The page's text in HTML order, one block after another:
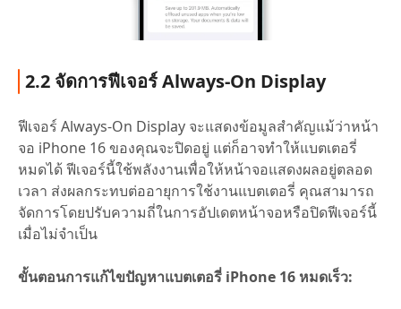
2.2 จัดการฟีเจอร์ Always-On Display
ฟีเจอร์ Always-On Display จะแสดงข้อมูลสำคัญแม้ว่าหน้า
จอ iPhone 16 ของคุณจะปิดอยู่ แต่ก็อาจทำให้แบตเตอรี่
หมดได้ ฟีเจอร์นี้ใช้พลังงานเพื่อให้หน้าจอแสดงผลอยู่ตลอด
เวลา ส่งผลกระทบต่ออายุการใช้งานแบตเตอรี่ คุณสามารถ
จัดการโดยปรับความถี่ในการอัปเดตหน้าจอหรือปิดฟีเจอร์นี้
เมื่อไม่จำเป็น
ขั้นตอนการแก้ไขปัญหาแบตเตอรี่ iPhone 16 หมดเร็ว: